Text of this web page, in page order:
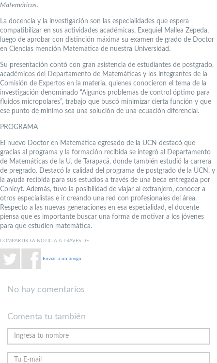
Matemáticas.
La docencia y la investigación son las especialidades que espera
compatibilizar en sus actividades académicas, Exequiel Mallea Zepeda,
luego de aprobar con distinción máxima su examen de grado de Doctor
en Ciencias mención Matemática de nuestra Universidad.
Su presentación contó con gran asistencia de estudiantes de postgrado,
académicos del Departamento de Matemáticas y los integrantes de la
Comisión de Expertos en la materia, quienes conocieron el tema de la
investigación denominado “Algunos problemas de control óptimo para
fluidos micropolares”, trabajo que buscó minimizar cierta función y que
ese punto de mínimo sea una solución de una ecuación diferencial.
PROGRAMA
El nuevo Doctor en Matemática egresado de la UCN destacó que
gracias al programa y la formación recibida se integró al Departamento
de Matemáticas de la U. de Tarapacá, donde también estudió la carrera
de pregrado. Destacó la calidad del programa de postgrado de la UCN, y
la ayuda recibida para sus estudios a través de una beca entregada por
Conicyt. Además, tuvo la posibilidad de viajar al extranjero, conocer a
otros especialistas e ir creando una red con profesionales del área.
Respecto a las nuevas generaciones en esa especialidad, el docente
piensa que es importante buscar una forma de motivar a los jóvenes
para que estudien matemática.
COMPARTIR LA NOTICIA A TRAVÉS DE:
Enviar a un amigo
No hay comentarios
Comenta tu también